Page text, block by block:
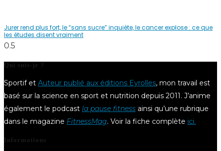
Jurer rend plus fort, le “sans sucre” inquiète, le cancer explose : ce que
les études disent vraiment
Qui suis-je ?
Sportif et Auteur publié aux éditions Eyrolles, mon travail est
basé sur la science en sport et nutrition depuis 2011. J’anime
également le podcast la pause fitness ainsi qu’une rubrique
dans le magazine FitnessMag. Voir la fiche complète ici.
Informations